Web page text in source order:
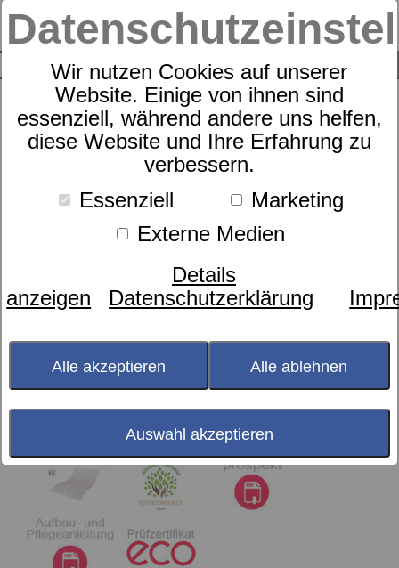
Wir nutzen Cookies auf unserer
Website. Einige von ihnen sind
essenziell, während andere uns helfen,
diese Website und Ihre Erfahrung zu
verbessern.
Essenziell
Marketing
Externe Medien
Details
anzeigen
Datenschutzerklärung
Alle akzeptieren Alle ablehnen
Auswahl akzeptieren
SUCHE
0
Zudecke
dormabell Klima Faser Edition
WB 2